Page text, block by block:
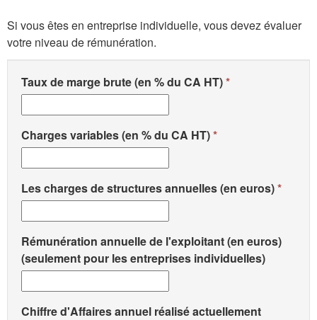
Si vous êtes en entreprise individuelle, vous devez évaluer
votre niveau de rémunération.
Taux de marge brute (en % du CA HT)
Charges variables (en % du CA HT)
Les charges de structures annuelles (en euros)
Rémunération annuelle de l'exploitant (en euros)
(seulement pour les entreprises individuelles)
Chiffre d'Affaires annuel réalisé actuellement